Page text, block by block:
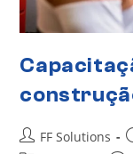
FF Solutions